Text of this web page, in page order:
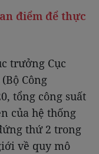
điểm để thực
trưởng Cục
Công
tổng công suất
của hệ thống
thứ 2 trong
về quy mô